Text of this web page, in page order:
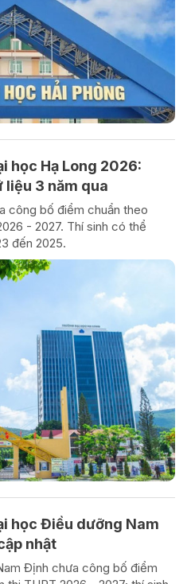
học Hạ Long 2026:
liệu 3 năm qua
công bố điểm chuẩn theo
- 2027. Thí sinh có thể
đến 2025.
học Điều dưỡng Nam
nhật
Định chưa công bố điểm